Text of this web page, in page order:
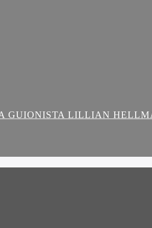
GUIONISTA LILLIAN